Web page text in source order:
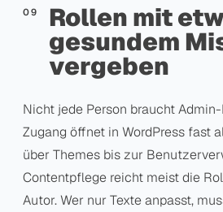
Rollen mit
gesundem
vergeben
Nicht jede Person braucht
Zugang öffnet in WordPress fast
über Themes bis zur
Contentpflege reicht meist die
Autor. Wer nur Texte anpasst,